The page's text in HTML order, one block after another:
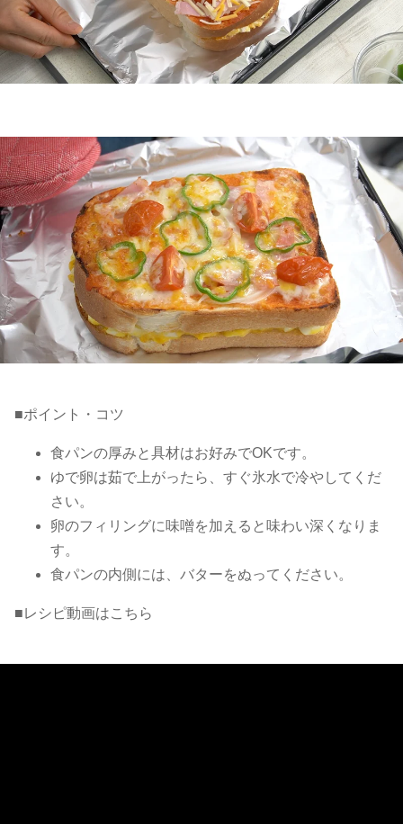
■ポイント・コツ
食パンの厚みと具材はお好みでOKです。
ゆで卵は茹で上がったら、すぐ氷水で冷やしてくだ
さい。
卵のフィリングに味噌を加えると味わい深くなりま
す。
食パンの内側には、バターをぬってください。
■レシピ動画はこちら